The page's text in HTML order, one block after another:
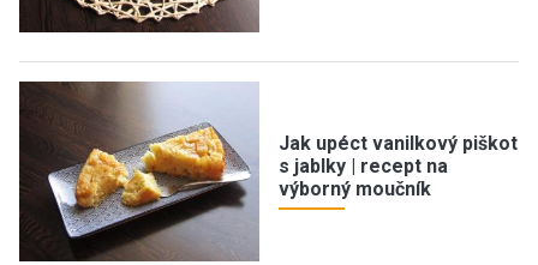
Jak upéct vanilkový piškot
s jablky | recept na
výborný moučník